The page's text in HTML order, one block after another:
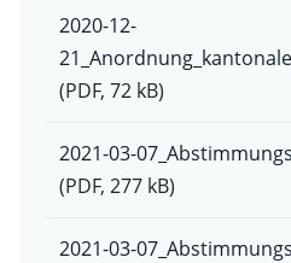
2020-12-
(PDF, 72 kB)
2021-03-
(PDF, 277 kB)
2021-03-